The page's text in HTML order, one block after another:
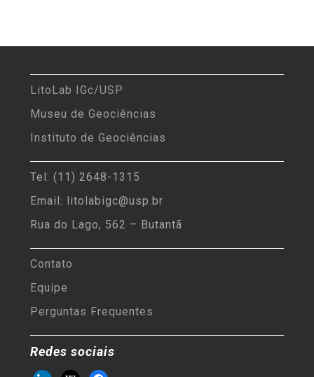
LitoLab IGc/USP
Museu de Geociências
Instituto de Geociências
Tel: (11) 2648-1315
Email: litolabigc@usp.br
Rua do Lago, 562 – Butantã
Contato
Equipe
Perguntas Frequentes
Redes sociais